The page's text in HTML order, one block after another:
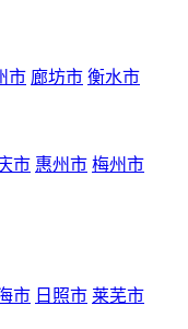
市 廊坊市 衡水市
市 惠州市 梅州市
市 日照市 莱芜市